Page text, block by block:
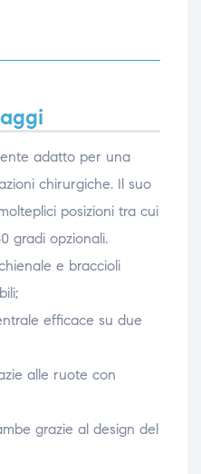
adatto per una
chirurgiche. Il suo
posizioni tra cui
gradi opzionali.
e braccioli
efficace su due
alle ruote con
grazie al design del